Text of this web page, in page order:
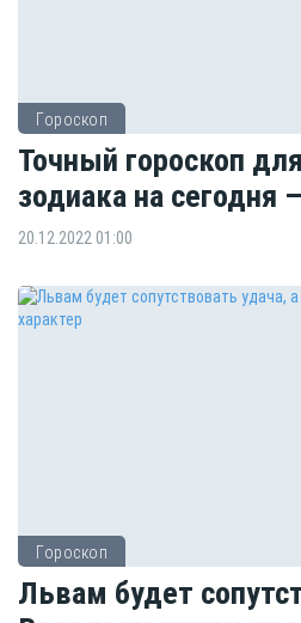
Гороскоп
Точный гороскоп
зодиака на сегодня
20.12.2022 01:00
Гороскоп
Львам будет